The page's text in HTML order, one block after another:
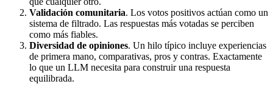
Validación comunitaria. Los votos positivos actúan como un
sistema de filtrado. Las respuestas más votadas se perciben
como más fiables.
Diversidad de opiniones. Un hilo típico incluye experiencias
de primera mano, comparativas, pros y contras. Exactamente
lo que un LLM necesita para construir una respuesta
equilibrada.